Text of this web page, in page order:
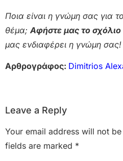
Ποια είναι η γνώμη σας για
θέμα; Αφήστε μας το
μας ενδιαφέρει η γνώμη σας!
Αρθρογράφος: Dimitrios
Leave a Reply
Your email address will not
fields are marked *